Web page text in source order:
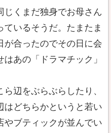
じくまだ独身でお母さん
ているそうだ。たまたま
が合ったのでその日に会
あの「ドラマチック」
辺をぶらぶらしたり、
はどちらかというと若い
やブティックが並んでい